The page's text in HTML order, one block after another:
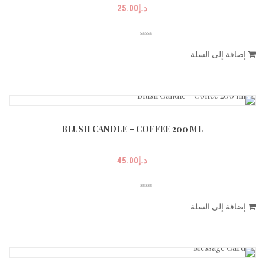
د.إ25.00
إضافة إلى السلة
BLUSH CANDLE – COFFEE 200 ML
د.إ45.00
إضافة إلى السلة